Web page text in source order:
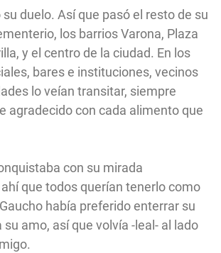
duelo. Así que pasó el resto de su
los barrios Varona, Plaza
y el centro de la ciudad. En los
bares e instituciones, vecinos
lo veían transitar, siempre
agradecido con cada alimento que
con su mirada
que todos querían tenerlo como
había preferido enterrar su
amo, así que volvía -leal- al lado